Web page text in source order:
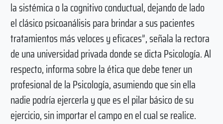
la sistémica o la cognitivo conductual, dejando de lado
el clásico psicoanálisis para brindar a sus pacientes
tratamientos más veloces y eficaces”, señala la rectora
de una universidad privada donde se dicta Psicología. Al
respecto, informa sobre la ética que debe tener un
profesional de la Psicología, asumiendo que sin ella
nadie podría ejercerla y que es el pilar básico de su
ejercicio, sin importar el campo en el cual se realice.